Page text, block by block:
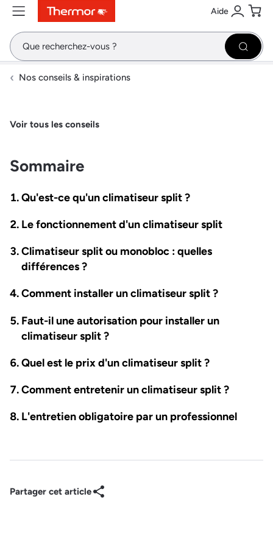
ContenuMenuRecherche Aide
Se
Nos conseils & inspirations
Voir tous les conseils
Sommaire
Qu'est-ce qu'un climatiseur split ?
Le fonctionnement d'un climatiseur split
Climatiseur split ou monobloc : quelles
différences ?
Comment installer un climatiseur split ?
Faut-il une autorisation pour installer un
climatiseur split ?
Quel est le prix d'un climatiseur split ?
Comment entretenir un climatiseur split ?
L'entretien obligatoire par un professionnel
Partager cet article